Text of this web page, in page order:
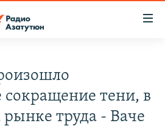
сокращение тени, в
рынке труда - Ваче